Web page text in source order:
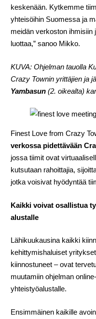
keskenään. Kytkemme
yhteisöihin Suomessa ja
meidän verkoston ihmisiin
luottaa,” sanoo Mikko.
KUVA: Ohjelman tauolla
Crazy Townin yrittäjien ja
Yambasun(2. oikealta)
Finest Love from Crazy
verkossa pidettävään
jossa tiimit ovat
kutsutaan rahoittajia,
jotka voisivat hyödyntää
Kaikki voivat osallistua
alustalle
Lähikuukausina kaikki
kehittymishaluiset
kiinnostuneet – ovat
muutamiin ohjelman
yhteistyöalustalle.
Ensimmäinen kaikille